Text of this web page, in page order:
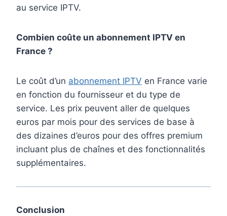
au service IPTV.
Combien coûte un abonnement IPTV en
France ?
Le coût d’un abonnement IPTV en France varie
en fonction du fournisseur et du type de
service. Les prix peuvent aller de quelques
euros par mois pour des services de base à
des dizaines d’euros pour des offres premium
incluant plus de chaînes et des fonctionnalités
supplémentaires.
Conclusion